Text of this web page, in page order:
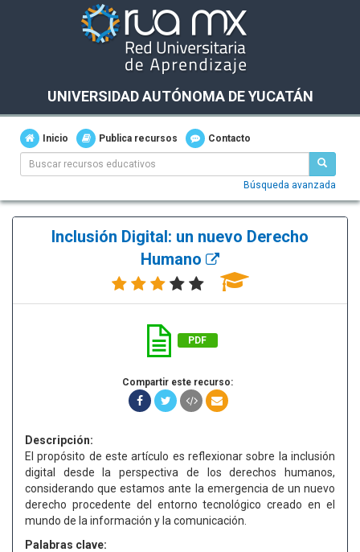
UNIVERSIDAD AUTÓNOMA DE YUCATÁN
Inicio Publica recursos Contacto
Búsqueda avanzada
Inclusión Digital: un nuevo Derecho
Humano
PDF
Compartir este recurso:
Descripción:
El propósito de este artículo es reflexionar sobre la inclusión
digital desde la perspectiva de los derechos humanos,
considerando que estamos ante la emergencia de un nuevo
derecho procedente del entorno tecnológico creado en el
mundo de la información y la comunicación.
Palabras clave: